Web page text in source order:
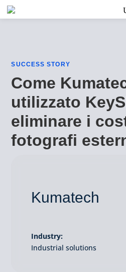
SUCCESS STORY
Come
utilizzato
eliminare i
fotografi
Kumatech
Industry:
Industrial solutions